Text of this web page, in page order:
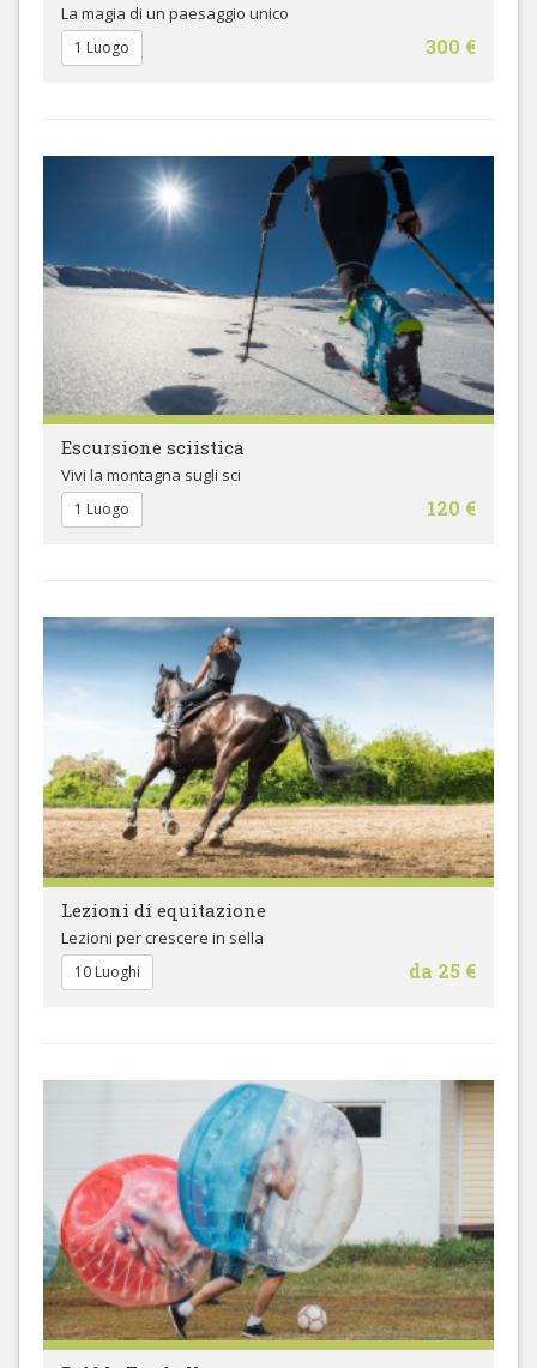
La magia di un paesaggio unico
300 €
1 Luogo
Escursione sciistica
Vivi la montagna sugli sci
120 €
1 Luogo
Lezioni di equitazione
Lezioni per crescere in sella
da 25 €
10 Luoghi